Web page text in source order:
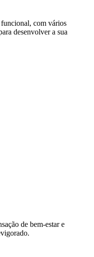
com vários
desenvolver a sua
de bem-estar e